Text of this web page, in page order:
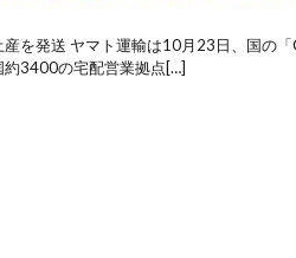
を発送 ヤマト運輸は10月23日、国の
約3400の宅配営業拠点[…]